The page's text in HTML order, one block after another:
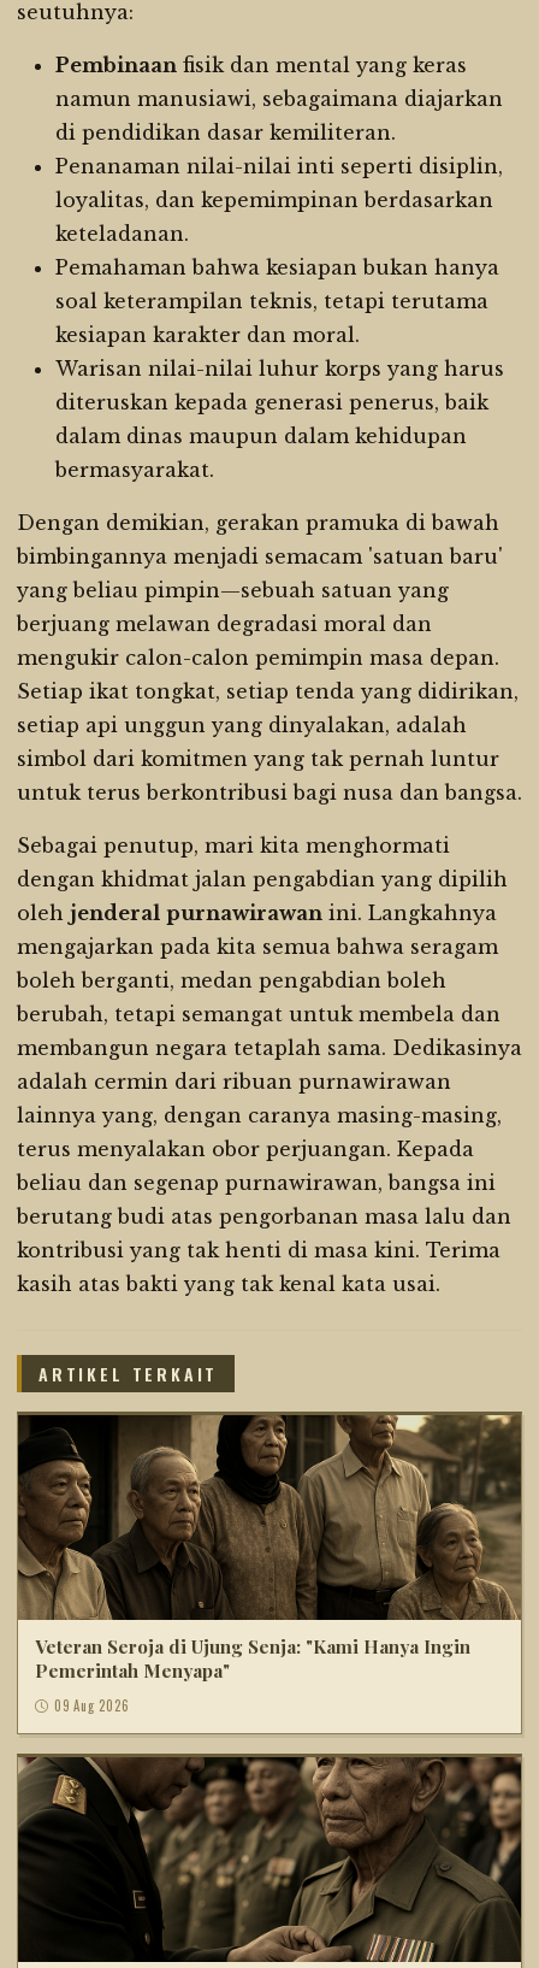
seutuhnya:
Pembinaan fisik dan mental yang keras
namun manusiawi, sebagaimana diajarkan
di pendidikan dasar kemiliteran.
Penanaman nilai-nilai inti seperti disiplin,
loyalitas, dan kepemimpinan berdasarkan
keteladanan.
Pemahaman bahwa kesiapan bukan hanya
soal keterampilan teknis, tetapi terutama
kesiapan karakter dan moral.
Warisan nilai-nilai luhur korps yang harus
diteruskan kepada generasi penerus, baik
dalam dinas maupun dalam kehidupan
bermasyarakat.
Dengan demikian, gerakan pramuka di bawah
bimbingannya menjadi semacam 'satuan baru'
yang beliau pimpin—sebuah satuan yang
berjuang melawan degradasi moral dan
mengukir calon-calon pemimpin masa depan.
Setiap ikat tongkat, setiap tenda yang didirikan,
setiap api unggun yang dinyalakan, adalah
simbol dari komitmen yang tak pernah luntur
untuk terus berkontribusi bagi nusa dan bangsa.
Sebagai penutup, mari kita menghormati
dengan khidmat jalan pengabdian yang dipilih
oleh jenderal purnawirawan ini. Langkahnya
mengajarkan pada kita semua bahwa seragam
boleh berganti, medan pengabdian boleh
berubah, tetapi semangat untuk membela dan
membangun negara tetaplah sama. Dedikasinya
adalah cermin dari ribuan purnawirawan
lainnya yang, dengan caranya masing-masing,
terus menyalakan obor perjuangan. Kepada
beliau dan segenap purnawirawan, bangsa ini
berutang budi atas pengorbanan masa lalu dan
kontribusi yang tak henti di masa kini. Terima
kasih atas bakti yang tak kenal kata usai.
ARTIKEL TERKAIT
Veteran Seroja di Ujung Senja: "Kami Hanya Ingin
Pemerintah Menyapa"
09 Aug 2026